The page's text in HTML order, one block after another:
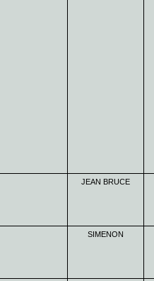
JEAN BRUCE
SIMENON